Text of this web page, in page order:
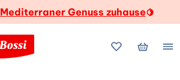
Mediterraner Genuss zuhause🍋
MeineMein